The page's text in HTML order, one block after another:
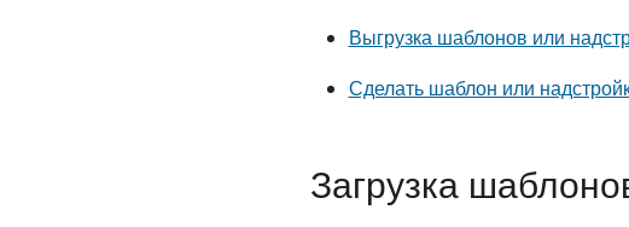
Выгрузка шаблонов или
Сделать шаблон или
Загрузка